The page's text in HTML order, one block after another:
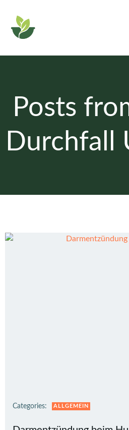
Posts
Durchfall
Categories: ALLGEMEIN